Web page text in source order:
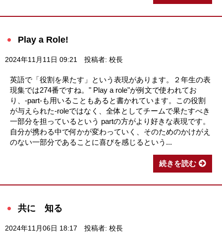
Play a Role!
2024年11月11日 09:21 投稿者: 校長
英語で「役割を果たす」という表現があります。２年生の表
現集では274番ですね。" Play a role"が例文で使われてお
り、-part-も用いることもあると書かれています。この役割
が与えられた-roleではなく、全体としてチームで果たすべき
一部分を担っているという partの方がより好きな表現です。
自分が携わる中で何かが変わっていく、そのためのかけがえ
のない一部分であることに喜びを感じるという...
続きを読む
共に 知る
2024年11月06日 18:17 投稿者: 校長